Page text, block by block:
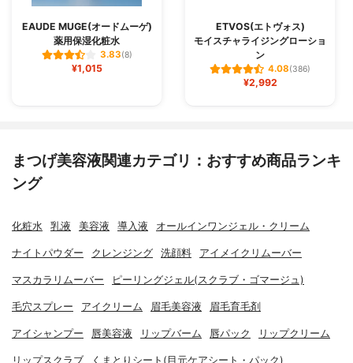
EAUDE MUGE(オードムーゲ)
薬用保湿化粧水
3.83(8)
¥1,015
ETVOS(エトヴォス)
モイスチャライジングローショ
ン
4.08(386)
¥2,992
まつげ美容液関連カテゴリ：おすすめ商品ランキ
ング
化粧水 乳液 美容液 導入液 オールインワンジェル・クリーム
ナイトパウダー クレンジング 洗顔料 アイメイクリムーバー
マスカラリムーバー ピーリングジェル(スクラブ・ゴマージュ)
毛穴スプレー アイクリーム 眉毛美容液 眉毛育毛剤
アイシャンプー 唇美容液 リップバーム 唇パック リップクリーム
リップスクラブ くまとりシート(目元ケアシート・パック)